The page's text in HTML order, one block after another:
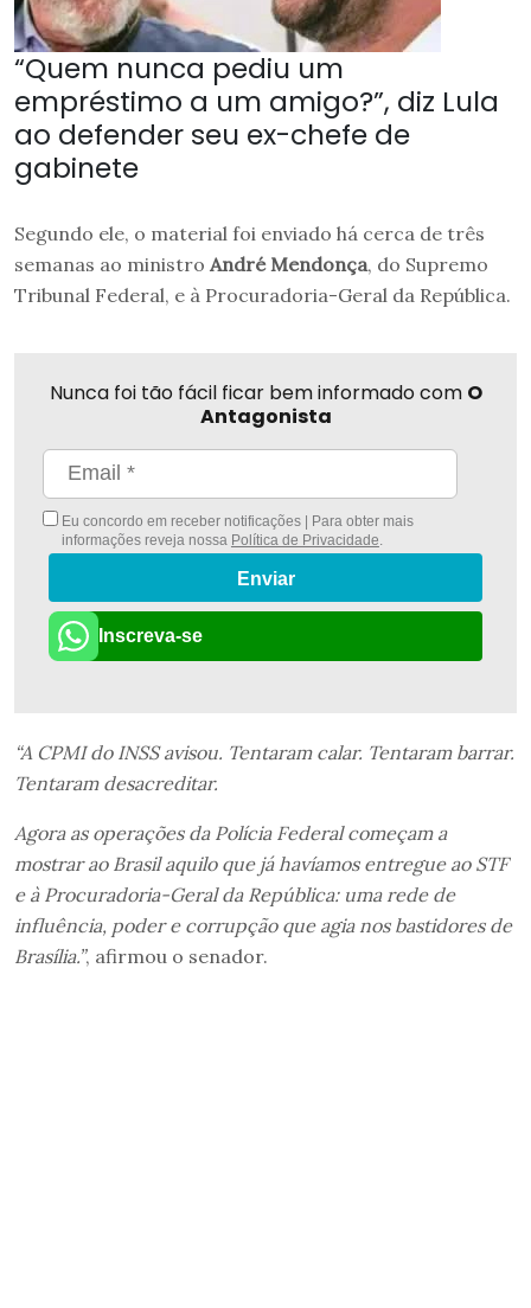
“Quem nunca pediu um
empréstimo a um amigo?”, diz Lula
ao defender seu ex-chefe de
gabinete
Segundo ele, o material foi enviado há cerca de três
semanas ao ministro André Mendonça, do Supremo
Tribunal Federal, e à Procuradoria-Geral da República.
Nunca foi tão fácil ficar bem informado com O
Antagonista
Eu concordo em receber notificações | Para obter mais
informações reveja nossa Política de Privacidade
Enviar
Inscreva-se
“A CPMI do INSS avisou. Tentaram calar. Tentaram barrar.
Tentaram desacreditar.
Agora as operações da Polícia Federal começam a
mostrar ao Brasil aquilo que já havíamos entregue ao STF
e à Procuradoria-Geral da República: uma rede de
influência, poder e corrupção que agia nos bastidores de
Brasília.”, afirmou o senador.